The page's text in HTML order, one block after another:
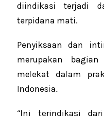
diindikasi terjadi
terpidana mati.
Penyiksaan dan
merupakan
melekat dalam
Indonesia.
“Ini terindikasi